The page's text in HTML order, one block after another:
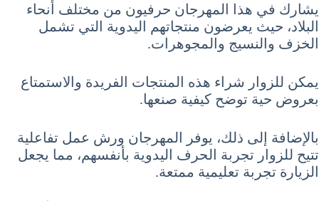
يشارك في هذا المهرجان حرفيون من مختلف أنحاء
البلاد، حيث يعرضون منتجاتهم اليدوية التي تشمل
الخزف والنسيج والمجوهرات.
يمكن للزوار شراء هذه المنتجات الفريدة والاستمتاع
بعروض حية توضح كيفية صنعها.
بالإضافة إلى ذلك، يوفر المهرجان ورش عمل تفاعلية
تتيح للزوار تجربة الحرف اليدوية بأنفسهم، مما يجعل
الزيارة تجربة تعليمية ممتعة.